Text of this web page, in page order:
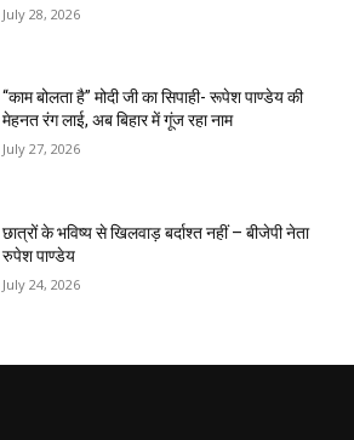
July 28, 2026
“काम बोलता है” मोदी जी का सिपाही- रूपेश पाण्डेय की
मेहनत रंग लाई, अब बिहार में गूंज रहा नाम
July 27, 2026
छात्रों के भविष्य से खिलवाड़ बर्दाश्त नहीं – बीजेपी नेता
रुपेश पाण्डेय
July 24, 2026